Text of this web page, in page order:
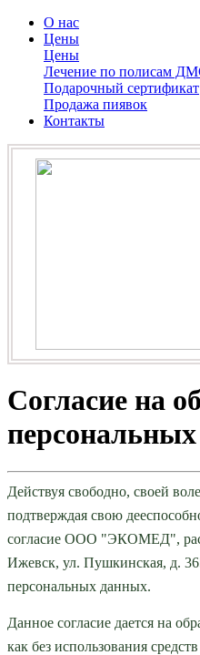
О нас
Цены
Цены
Лечение по полисам
Подарочный сертификат
Продажа пиявок
Контакты
Согласие на
Действуя свободно, своей
подтверждая свою
согласие ООО "ЭКОМЕД",
Ижевск, ул. Пушкинская, д.
персональных данных.
Данное согласие дается на
как без использования